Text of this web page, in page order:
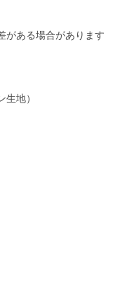
がある場合があります
地）